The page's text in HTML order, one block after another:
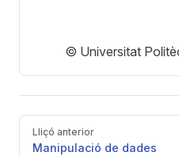
© Universitat
Pager
Lliçó anterior
Manipulació de dades